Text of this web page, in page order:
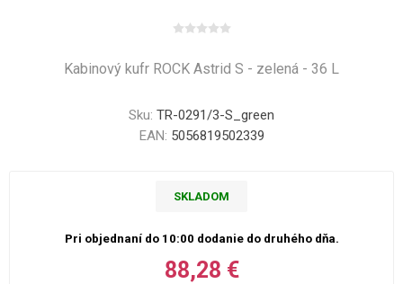
Kabinový kufr ROCK Astrid S - zelená - 36 L
Sku: TR-0291/3-S_green
EAN: 5056819502339
SKLADOM
Pri objednaní do 10:00 dodanie do druhého dňa.
88,28 €